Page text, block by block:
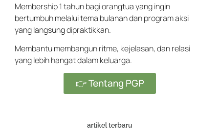
Membership 1 tahun bagi orangtua yang ingin
bertumbuh melalui tema bulanan dan program aksi
yang langsung dipraktikkan.
Membantu membangun ritme, kejelasan, dan relasi
yang lebih hangat dalam keluarga.
👉 Tentang PGP
artikel terbaru